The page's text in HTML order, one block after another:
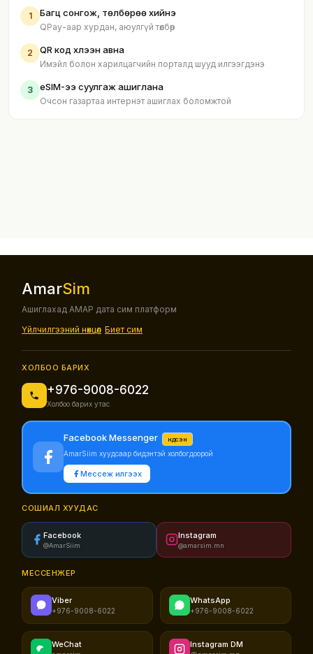
1 Багц сонгож, төлбөрөө хийнэ
QPay-аар хурдан, аюулгүй төлбөр
2 QR код хүлээн авна
Имэйл болон харилцагчийн порталд шууд илгээгдэнэ
3 eSIM-ээ суулгаж ашиглана
Очсон газартаа интернэт ашиглах боломжтой
AmarSim
Ашиглахад АМАР дата сим платформ
Үйлчилгээний нөхцөл Биет сим
ХОЛБОО БАРИХ
+976-9008-6022
Холбоо барих утас
Facebook Messenger Үндсэн
AmarSiim хуудсаар бидэнтэй холбогдоорой
Мессеж илгээх
СОШИАЛ ХУУДАС
Facebook
@AmarSiim
Instagram
@amarsim.mn
МЕССЕНЖЕР
Viber
+976-9008-6022
WhatsApp
+976-9008-6022
WeChat Instagram DM